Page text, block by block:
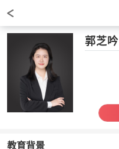
郭芝吟
教育背景